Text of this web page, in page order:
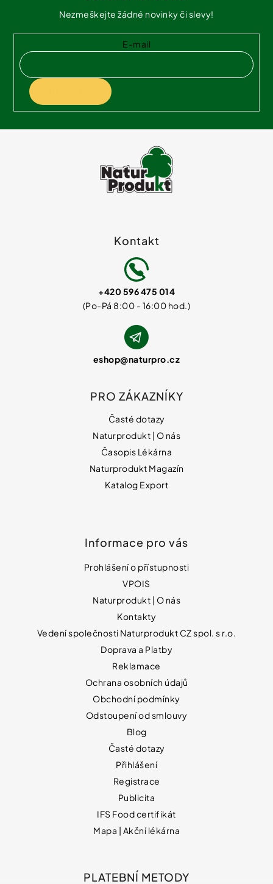
Nezmeškejte žádné novinky či slevy!
E-mail
Kontakt
eshop@naturpro.cz
+420 596 475 014
PRO ZÁKAZNÍKY
Časté dotazy
Naturprodukt | O nás
Časopis Lékárna
Naturprodukt Magazín
Katalog Export
Informace pro vás
Prohlášení o přístupnosti
VPOIS
Naturprodukt | O nás
Kontakty
Vedení společnosti Naturprodukt CZ spol. s r.o.
Doprava a Platby
Reklamace
Ochrana osobních údajů
Obchodní podmínky
Odstoupení od smlouvy
Blog
Časté dotazy
Přihlášení
Registrace
Publicita
IFS Food certifikát
Mapa | Akční lékárna
PLATEBNÍ METODY